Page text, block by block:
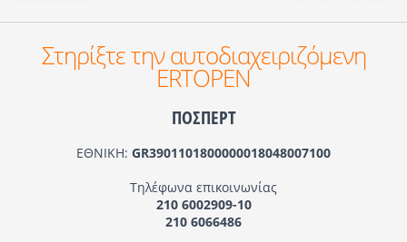
Στηρίξτε την αυτοδιαχειριζόμενη
ERTOPEN
ΠΟΣΠΕΡΤ
ΕΘΝΙΚΗ: GR3901101800000018048007100
Τηλέφωνα επικοινωνίας
210 6002909-10
210 6066486